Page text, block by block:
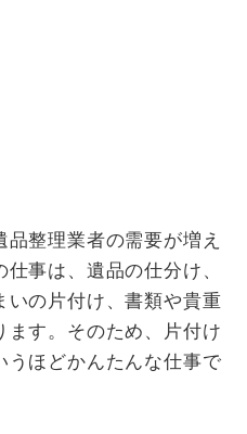
整理業者の需要が増え
事は、遺品の仕分け、
いの片付け、書類や貴重
ます。そのため、片付け
うほどかんたんな仕事で